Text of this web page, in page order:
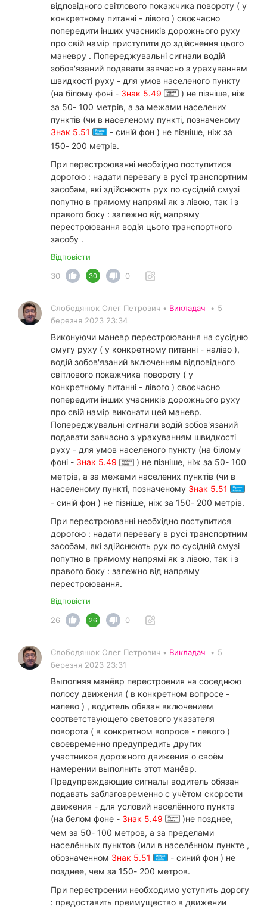
відповідного світлового покажчика повороту ( у
конкретному питанні - лівого ) своєчасно
попередити інших учасників дорожнього руху
про свій намір приступити до здійснення цього
маневру . Попереджувальні сигнали водій
зобов'язаний подавати завчасно з урахуванням
швидкості руху - для умов населеного пункту
(на білому фоні - Знак 5.49
) не пізніше, ніж
за 50- 100 метрів, а за межами населених
пунктів (чи в населеному пункті, позначеному
Знак 5.51
- синій фон ) не пізніше, ніж за
150- 200 метрів.
При перестроюванні необхідно поступитися
дорогою : надати перевагу в русі транспортним
засобам, які здійснюють рух по сусідній смузі
попутно в прямому напрямі як з лівою, так і з
правого боку : залежно від напряму
перестроювання водія цього транспортного
засобу .
Відповісти
30
30 0
Слободянюк Олег Петрович • Викладач • 5
березня 2023 23:34
Виконуючи маневр перестроювання на сусідню
смугу руху ( у конкретному питанні - наліво ),
водій зобов'язаний включенням відповідного
світлового покажчика повороту ( у
конкретному питанні - лівого ) своєчасно
попередити інших учасників дорожнього руху
про свій намір виконати цей маневр.
Попереджувальні сигнали водій зобов'язаний
подавати завчасно з урахуванням швидкості
руху - для умов населеного пункту (на білому
фоні - Знак 5.49
) не пізніше, ніж за 50- 100
метрів, а за межами населених пунктів (чи в
населеному пункті, позначеному Знак 5.51
- синій фон ) не пізніше, ніж за 150- 200 метрів.
При перестроюванні необхідно поступитися
дорогою : надати перевагу в русі транспортним
засобам, які здійснюють рух по сусідній смузі
попутно в прямому напрямі як з лівою, так і з
правого боку : залежно від напряму
перестроювання.
Відповісти
26
26 0
Слободянюк Олег Петрович • Викладач • 5
березня 2023 23:31
Выполняя манёвр перестроения на соседнюю
полосу движения ( в конкретном вопросе -
налево ) , водитель обязан включением
соответствующего светового указателя
поворота ( в конкретном вопросе - левого )
своевременно предупредить других
участников дорожного движения о своём
намерении выполнить этот манёвр.
Предупреждающие сигналы водитель обязан
подавать заблаговременно с учётом скорости
движения - для условий населённого пункта
(на белом фоне - Знак 5.49
)не позднее,
чем за 50- 100 метров, а за пределами
населённых пунктов (или в населённом пункте ,
обозначенном Знак 5.51
- синий фон ) не
позднее, чем за 150- 200 метров.
При перестроении необходимо уступить дорогу
: предоставить преимущество в движении